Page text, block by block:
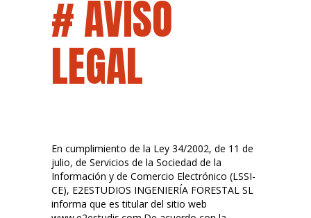
# AVISO
LEGAL
En cumplimiento de la Ley 34/2002, de 11 de
julio, de Servicios de la Sociedad de la
Información y de Comercio Electrónico (LSSI-
CE), E2ESTUDIOS INGENIERÍA FORESTAL SL
informa que es titular del sitio web